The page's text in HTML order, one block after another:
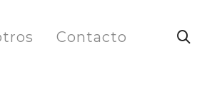
Contacto